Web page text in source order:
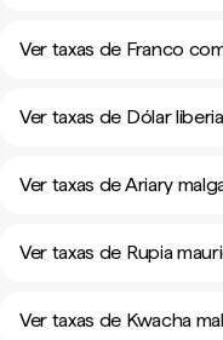
Ver taxas de Franco
Ver taxas de Dólar
Ver taxas de Ariary
Ver taxas de Rupia
Ver taxas de Kwacha